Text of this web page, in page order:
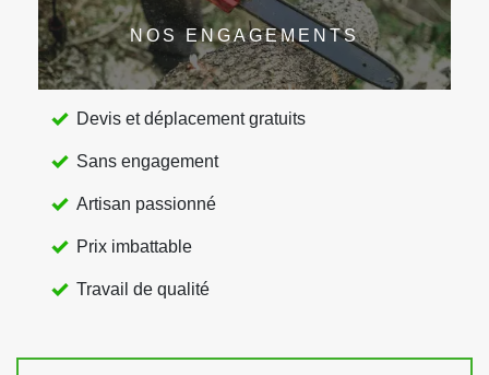
NOS ENGAGEMENTS
Devis et déplacement gratuits
Sans engagement
Artisan passionné
Prix imbattable
Travail de qualité